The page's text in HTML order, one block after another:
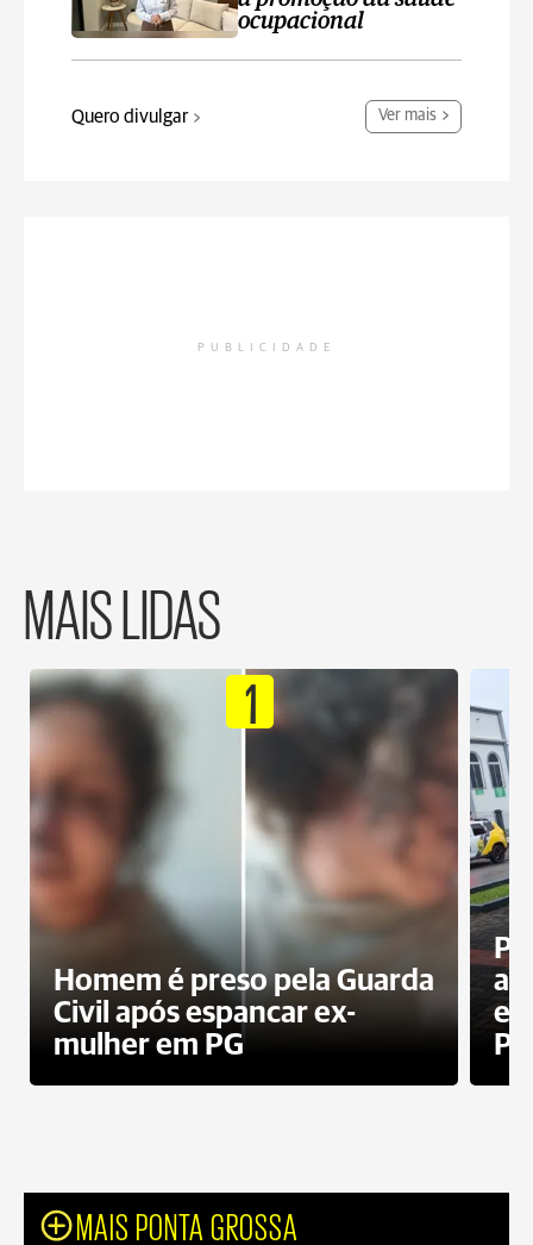
ocupacional
Quero divulgar Ver mais
PUBLICIDADE
MAIS LIDAS
1
Homem é preso pela Guarda
Civil após espancar ex-
mulher em PG
MAIS PONTA GROSSA